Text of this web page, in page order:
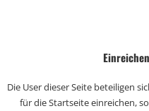
Die User dieser Seite beteiligen
für die Startseite einreichen,